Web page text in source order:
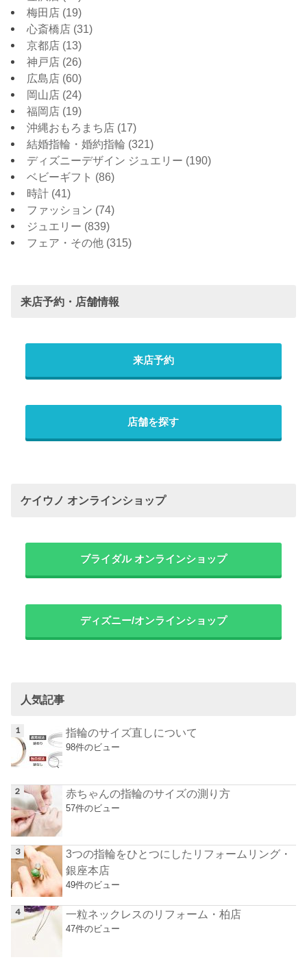
梅田店 (19)
心斎橋店 (31)
京都店 (13)
神戸店 (26)
広島店 (60)
岡山店 (24)
福岡店 (19)
沖縄おもろまち店 (17)
結婚指輪・婚約指輪 (321)
ディズニーデザイン ジュエリー (190)
ベビーギフト (86)
時計 (41)
ファッション (74)
ジュエリー (839)
フェア・その他 (315)
来店予約・店舗情報
来店予約
店舗を探す
ケイウノ オンラインショップ
ブライダル オンラインショップ
ディズニー/オンラインショップ
人気記事
指輪のサイズ直しについて
98件のビュー
赤ちゃんの指輪のサイズの測り方
57件のビュー
3つの指輪をひとつにしたリフォームリング・
銀座本店
49件のビュー
一粒ネックレスのリフォーム・柏店
47件のビュー